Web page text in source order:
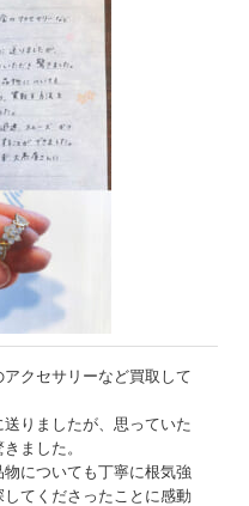
クセサリーなど買取して
りましたが、思っていた
ました。
についても丁寧に根気強
てくださったことに感動